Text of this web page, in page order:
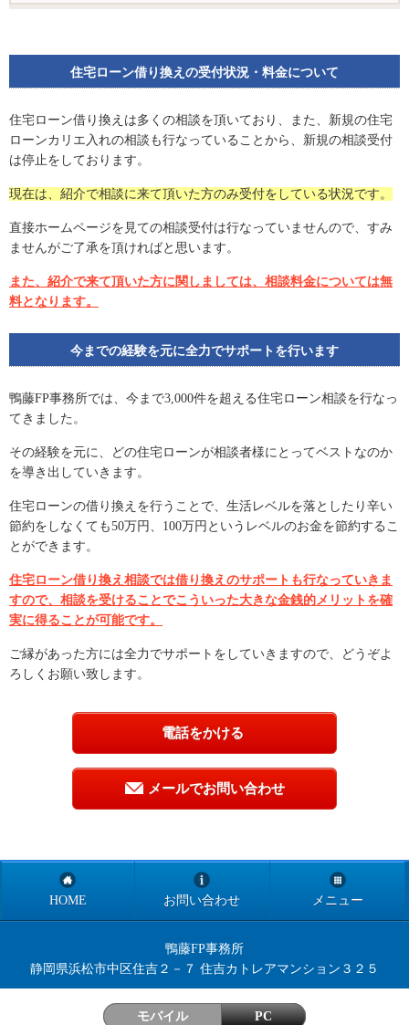
住宅ローン借り換えの受付状況・料金について
住宅ローン借り換えは多くの相談を頂いており、また、新規の住宅
ローンカリエ入れの相談も行なっていることから、新規の相談受付
は停止をしております。
現在は、紹介で相談に来て頂いた方のみ受付をしている状況です。
直接ホームページを見ての相談受付は行なっていませんので、すみ
ませんがご了承を頂ければと思います。
また、紹介で来て頂いた方に関しましては、相談料金については無
料となります。
今までの経験を元に全力でサポートを行います
鴨藤FP事務所では、今まで3,000件を超える住宅ローン相談を行なっ
てきました。
その経験を元に、どの住宅ローンが相談者様にとってベストなのか
を導き出していきます。
住宅ローンの借り換えを行うことで、生活レベルを落としたり辛い
節約をしなくても50万円、100万円というレベルのお金を節約するこ
とができます。
住宅ローン借り換え相談では借り換えのサポートも行なっていきま
すので、相談を受けることでこういった大きな金銭的メリットを確
実に得ることが可能です。
ご縁があった方には全力でサポートをしていきますので、どうぞよ
ろしくお願い致します。
電話をかける
メールでお問い合わせ
HOME お問い合わせ メニュー
鴨藤FP事務所
静岡県浜松市中区住吉２－７ 住吉カトレアマンション３２５
モバイル PC